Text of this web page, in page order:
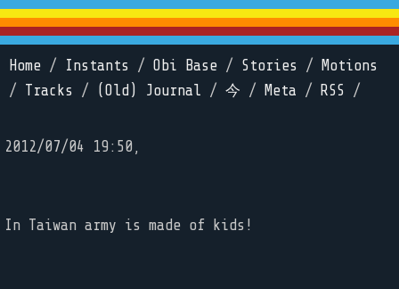
Home / Instants / Obi Base / Stories /
Motions
/ Tracks / (Old) Journal / 今 / Meta / RSS /
2012/07/04 19:50,
In Taiwan army is made of kids!